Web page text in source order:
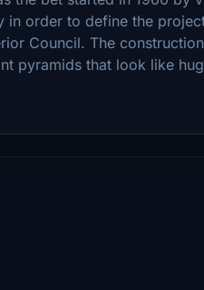
in order to define the
Council. The
pyramids that look like